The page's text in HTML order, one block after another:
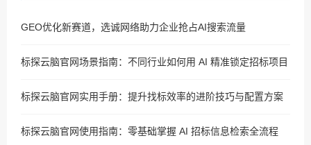
GEO优化新赛道，选诚网络助力企业抢占AI搜索流量
标探云脑官网场景指南：不同行业如何用 AI 精准锁定招标项目
标探云脑官网实用手册：提升找标效率的进阶技巧与配置方案
标探云脑官网使用指南：零基础掌握 AI 招标信息检索全流程